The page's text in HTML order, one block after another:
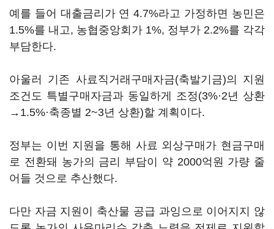
예를 들어 대출금리가 연 4.7%라고 가정하면 농민은
1.5%를 내고, 농협중앙회가 1%, 정부가 2.2%를 각각
부담한다.
아울러 기존 사료직거래구매자금(축발기금)의 지원
조건도 특별구매자금과 동일하게 조정(3%·2년 상환
→1.5%·축종별 2~3년 상환)할 계획이다.
정부는 이번 지원을 통해 사료 외상구매가 현금구매
로 전환돼 농가의 금리 부담이 약 2000억원 가량 줄
어들 것으로 추산했다.
다만 자금 지원이 축산물 공급 과잉으로 이어지지 않